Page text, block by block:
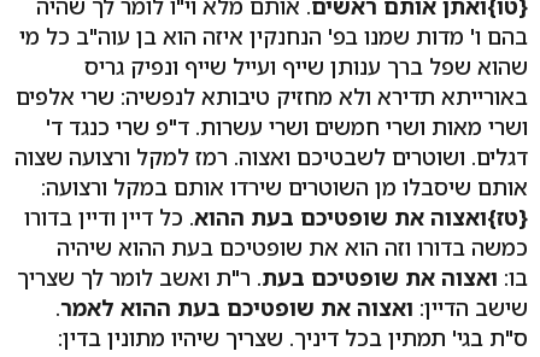
בהם ו' מדות שמנו בפ' הנחנקין איזה הוא בן עוה"ב כל מי
שהוא שפל ברך ענותן שייף ועייל שייף ונפיק גריס
באורייתא תדירא ולא מחזיק טיבותא לנפשיה: שרי אלפים
ושרי מאות ושרי חמשים ושרי עשרות. ד"פ שרי כנגד ד'
דגלים. ושוטרים לשבטיכם ואצוה. רמז למקל ורצועה שצוה
אותם שיסבלו מן השוטרים שירדו אותם במקל ורצועה:
{טז}ואצוה את שופטיכם בעת ההוא. כל דיין ודיין בדורו
כמשה בדורו וזה הוא את שופטיכם בעת ההוא שיהיה
בו: ואצוה את שופטיכם בעת. ר"ת ואשב לומר לך שצריך
שישב הדיין: ואצוה את שופטיכם בעת ההוא לאמר.
ס"ת בגי' תמתין בכל דיניך. שצריך שיהיו מתונין בדין: